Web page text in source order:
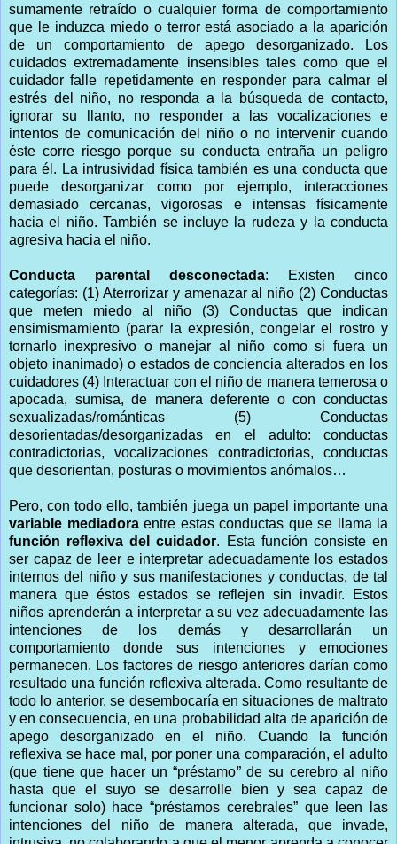
sumamente retraído o cualquier forma de comportamiento
que le induzca miedo o terror está asociado a la aparición
de un comportamiento de apego desorganizado. Los
cuidados extremadamente insensibles tales como que el
cuidador falle repetidamente en responder para calmar el
estrés del niño, no responda a la búsqueda de contacto,
ignorar su llanto, no responder a las vocalizaciones e
intentos de comunicación del niño o no intervenir cuando
éste corre riesgo porque su conducta entraña un peligro
para él. La intrusividad física también es una conducta que
puede desorganizar como por ejemplo, interacciones
demasiado cercanas, vigorosas e intensas físicamente
hacia el niño. También se incluye la rudeza y la conducta
agresiva hacia el niño.
Conducta parental desconectada: Existen cinco
categorías: (1) Aterrorizar y amenazar al niño (2) Conductas
que meten miedo al niño (3) Conductas que indican
ensimismamiento (parar la expresión, congelar el rostro y
tornarlo inexpresivo o manejar al niño como si fuera un
objeto inanimado) o estados de conciencia alterados en los
cuidadores (4) Interactuar con el niño de manera temerosa o
apocada, sumisa, de manera deferente o con conductas
sexualizadas/románticas (5) Conductas
desorientadas/desorganizadas en el adulto: conductas
contradictorias, vocalizaciones contradictorias, conductas
que desorientan, posturas o movimientos anómalos…
Pero, con todo ello, también juega un papel importante una
variable mediadoraentre estas conductas que se llama la
función reflexiva del cuidador. Esta función consiste en
ser capaz de leer e interpretar adecuadamente los estados
internos del niño y sus manifestaciones y conductas, de tal
manera que éstos estados se reflejen sin invadir. Estos
niños aprenderán a interpretar a su vez adecuadamente las
intenciones de los demás y desarrollarán un
comportamiento donde sus intenciones y emociones
permanecen. Los factores de riesgo anteriores darían como
resultado una función reflexiva alterada. Como resultante de
todo lo anterior, se desembocaría en situaciones de maltrato
y en consecuencia, en una probabilidad alta de aparición de
apego desorganizado en el niño. Cuando la función
reflexiva se hace mal, por poner una comparación, el adulto
(que tiene que hacer un “préstamo” de su cerebro al niño
hasta que el suyo se desarrolle bien y sea capaz de
funcionar solo) hace “préstamos cerebrales” que leen las
intenciones del niño de manera alterada, que invade,